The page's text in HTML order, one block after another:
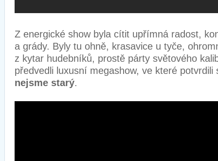
Z energické show byla cítit upřímná radost,
a grády. Byly tu ohně, krasavice u tyče,
z kytar hudebníků, prostě párty světového
předvedli luxusní megashow, ve které potvrdili
nejsme starý.